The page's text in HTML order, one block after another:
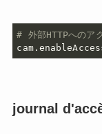
# 外部HTTPへのア
journal